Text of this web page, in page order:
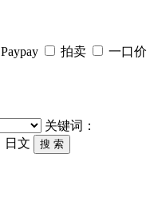
Paypay 拍卖 一口价
关键词：
日文
搜 索